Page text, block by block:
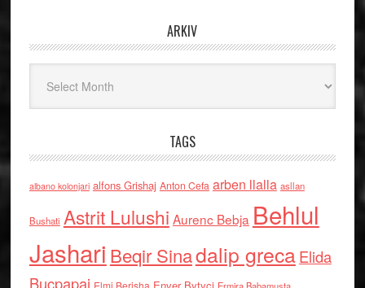
ARKIV
TAGS
albano kolonjari alfons Grishaj Anton Cefa arben llalla asllan
Bushati Astrit Lulushi Aurenc Bebja Behlul
Jashari Beqir Sinadalip grecaElida
Buçpapaj Elmi Berisha